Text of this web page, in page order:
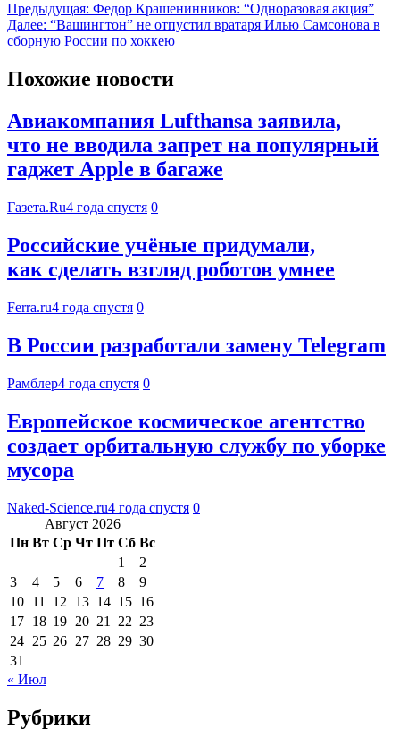
Предыдущая: Федор Крашенинников: “Одноразовая акция”
Далее: “Вашингтон” не отпустил вратаря Илью Самсонова в
сборную России по хоккею
Похожие новости
Авиакомпания Lufthansa заявила,
что не вводила запрет на популярный
гаджет Apple в багаже
Газета.Ru4 года спустя 0
Российские учёные придумали,
как сделать взгляд роботов умнее
Ferra.ru4 года спустя 0
В России разработали замену Telegram
Рамблер4 года спустя 0
Европейское космическое агентство
создает орбитальную службу по уборке
мусора
Naked-Science.ru4 года спустя 0
Август 2026
Пн Вт Ср Чт Пт Сб Вс
1
2
3
4 5 6 7 8
9
10 11 12 13 14 15 16
17 18 19 20 21 22 23
24 25 26 27 28 29 30
31
« Июл
Рубрики